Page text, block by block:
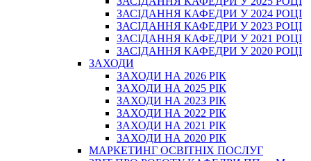
ЗАСІДАННЯ КАФЕДРИ У 2024 РОЦІ
ЗАСІДАННЯ КАФЕДРИ У 2023 РОЦІ
ЗАСІДАННЯ КАФЕДРИ У 2021 РОЦІ
ЗАСІДАННЯ КАФЕДРИ У 2020 РОЦІ
ЗАХОДИ
ЗАХОДИ НА 2026 РІК
ЗАХОДИ НА 2025 РІК
ЗАХОДИ НА 2023 РІК
ЗАХОДИ НА 2022 РІК
ЗАХОДИ НА 2021 РІК
ЗАХОДИ НА 2020 РІК
МАРКЕТИНГ ОСВІТНІХ ПОСЛУГ